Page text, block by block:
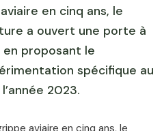
en cinq ans, le
a ouvert une porte à
en proposant le
spécifique au
2023.